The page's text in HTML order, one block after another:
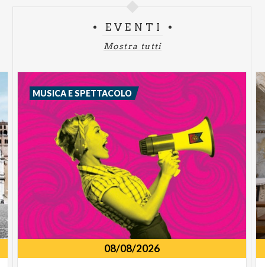
EVENTI
Mostra tutti
08/08/2026
MUSICA E SPETTACOLO